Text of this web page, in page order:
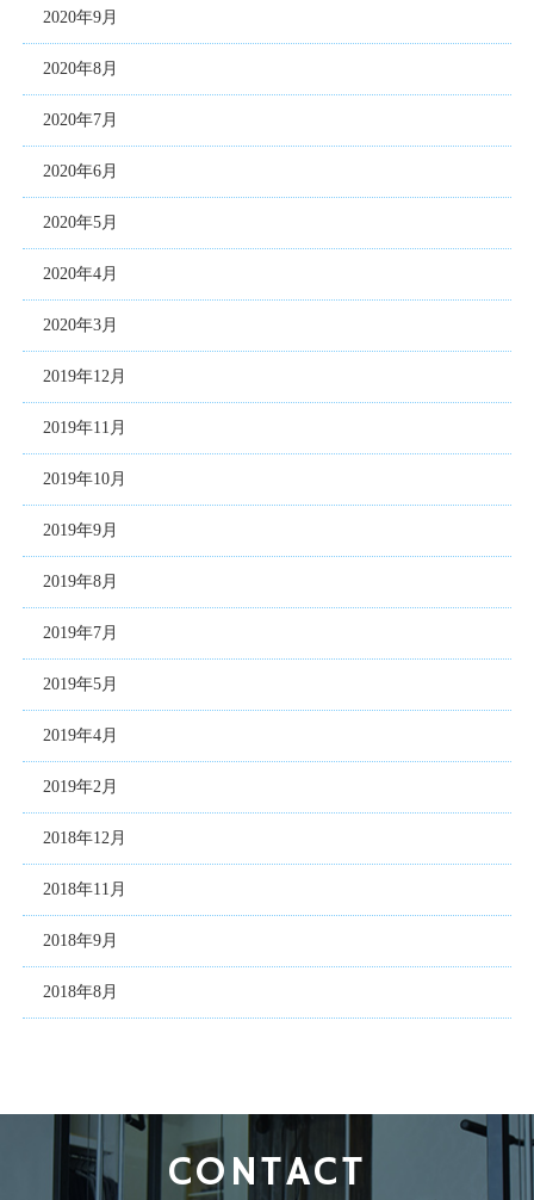
2020年9月
2020年8月
2020年7月
2020年6月
2020年5月
2020年4月
2020年3月
2019年12月
2019年11月
2019年10月
2019年9月
2019年8月
2019年7月
2019年5月
2019年4月
2019年2月
2018年12月
2018年11月
2018年9月
2018年8月
CONTACT